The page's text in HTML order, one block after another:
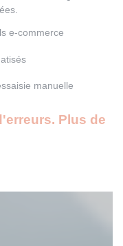
e-commerce
manuelle
Plus de